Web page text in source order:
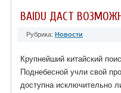
BAIDU ДАСТ
Рубрика: Новости
Крупнейший китайский
Поднебесной учли свой
доступна исключительно